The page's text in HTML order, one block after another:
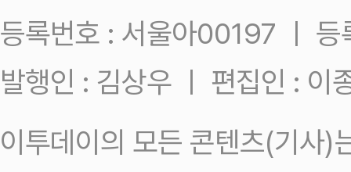
등록번호 : 서울아00197 ㅣ
발행인 : 김상우 ㅣ 편집인 : 이
이투데이의 모든 콘텐츠(기사)